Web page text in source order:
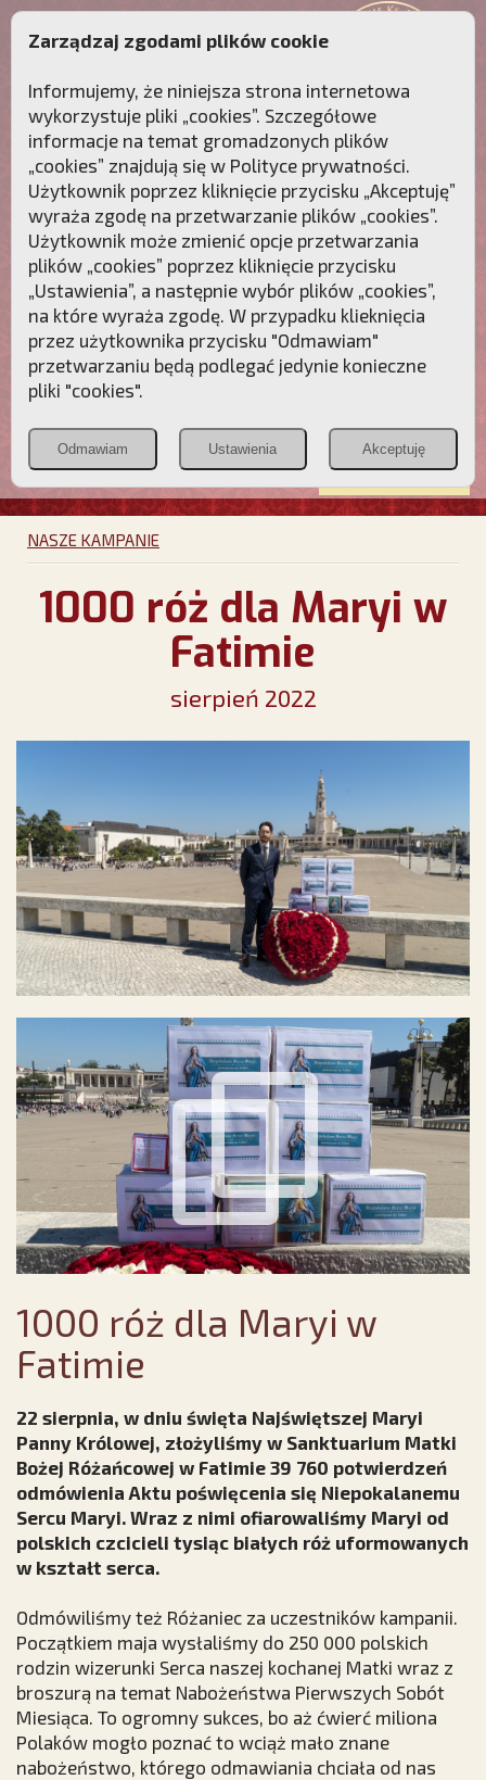
Przebudźmy sumienia Polaków!
Polonia
Christiana
PCh24.pl
Przymierze
POZNAJ APOSTOLAT FATIMY WESPRZYJ
NAS
NASZE KAMPANIE
1000 róż dla Maryi w
Fatimie
sierpień 2022
1000 róż dla Maryi w
Fatimie
22 sierpnia, w dniu święta Najświętszej Maryi
Panny Królowej, złożyliśmy w Sanktuarium Matki
Bożej Różańcowej w Fatimie 39 760 potwierdzeń
odmówienia Aktu poświęcenia się Niepokalanemu
Sercu Maryi. Wraz z nimi ofiarowaliśmy Maryi od
polskich czcicieli tysiąc białych róż uformowanych
w kształt serca.
Odmówiliśmy też Różaniec za uczestników kampanii.
Początkiem maja wysłaliśmy do 250 000 polskich
rodzin wizerunki Serca naszej kochanej Matki wraz z
broszurą na temat Nabożeństwa Pierwszych Sobót
Miesiąca. To ogromny sukces, bo aż ćwierć miliona
Polaków mogło poznać to wciąż mało znane
nabożeństwo, którego odmawiania chciała od nas
Zarządzaj zgodami plików cookie
Informujemy, że niniejsza strona internetowa
wykorzystuje pliki „cookies”. Szczegółowe
informacje na temat gromadzonych plików
„cookies” znajdują się w Polityce prywatności.
Użytkownik poprzez kliknięcie przycisku „Akceptuję”
wyraża zgodę na przetwarzanie plików „cookies”.
Użytkownik może zmienić opcje przetwarzania
plików „cookies” poprzez kliknięcie przycisku
„Ustawienia”, a następnie wybór plików „cookies”,
na które wyraża zgodę. W przypadku klieknięcia
przez użytkownika przycisku "Odmawiam"
przetwarzaniu będą podlegać jedynie konieczne
pliki "cookies".
Odmawiam Ustawienia Akceptuję